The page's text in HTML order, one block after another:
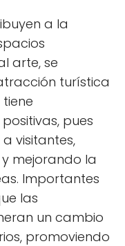
a la
arte, se
turística
pues
visitantes,
mejorando la
Importantes
las
un cambio
promoviendo